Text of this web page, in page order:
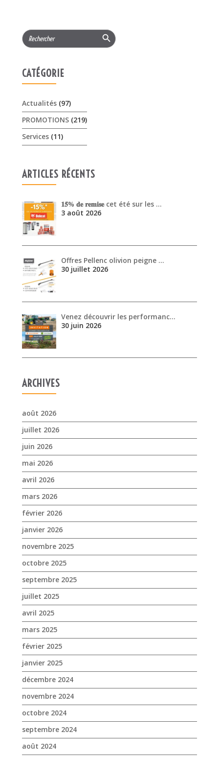
Actualités
Services(11)
ARTICLES RÉCENTS
𝟏𝟓% 𝐝𝐞 𝐫𝐞𝐦𝐢𝐬𝐞 cet été sur les …
Offres Pellenc olivion peigne …
30 juillet 2026
30 juin 2026
ARCHIVES
juin 2026
avril 2026
mars 2026
février 2026
janvier 2026
novembre 2025
octobre 2025
septembre 2025
juillet 2025
avril 2025
mars 2025
février 2025
janvier 2025
décembre 2024
novembre 2024
octobre 2024
septembre 2024
août 2024
juin 2024
mai 2024
avril 2024
mars 2024